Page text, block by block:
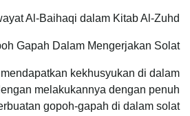
Al-Baihaqi dalam Kitab Al-Zuhd
Gapah Dalam Mengerjakan Solat
kekhusyukan di dalam
melakukannya dengan penuh
gopoh-gapah di dalam solat